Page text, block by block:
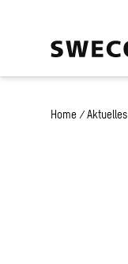
Home / Aktuelles